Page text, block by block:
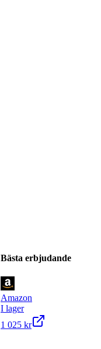
Bästa erbjudande
Amazon
I lager
1 025 kr